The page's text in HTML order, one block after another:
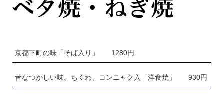
京都下町の味「そば入り」 1280円
昔なつかしい味。ちくわ、コンニャク入「洋食焼」 930円